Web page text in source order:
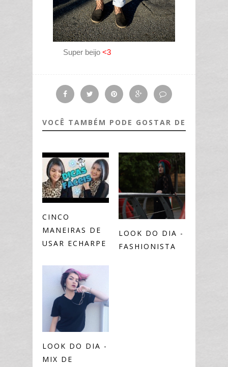
Super beijo <3
VOCÊ TAMBÉM PODE GOSTAR DE
CINCO
MANEIRAS DE
USAR ECHARPE
LOOK DO DIA -
FASHIONISTA
LOOK DO DIA -
MIX DE